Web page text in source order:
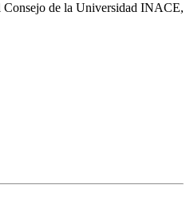
Consejo de la Universidad INACE,